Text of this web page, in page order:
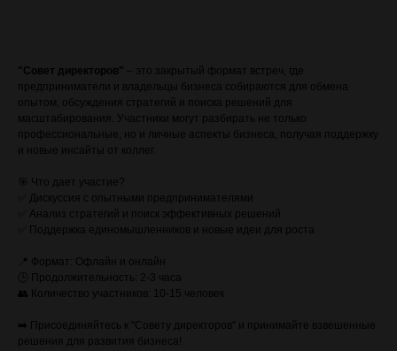
"Совет директоров"
– это закрытый формат встреч, где
предприниматели и владельцы бизнеса собираются для обмена
опытом, обсуждения стратегий и поиска решений для
масштабирования. Участники могут разбирать не только
профессиональные, но и личные аспекты бизнеса, получая поддержку
и новые инсайты от коллег.
🎯 Что дает участие?
✅ Дискуссия с опытными предпринимателями
✅ Анализ стратегий и поиск эффективных решений
✅ Поддержка единомышленников и новые идеи для роста
📍 Формат: Офлайн и онлайн
🕒 Продолжительность: 2-3 часа
👥 Количество участников: 10-15 человек
➡️ Присоединяйтесь к "Совету директоров" и принимайте взвешенные
решения для развития бизнеса!